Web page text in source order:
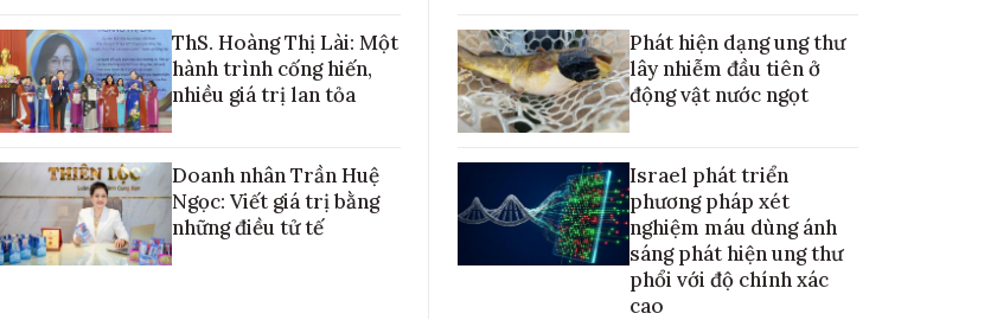
ThS. Hoàng Thị Lài: Một
hành trình cống hiến,
nhiều giá trị lan tỏa
Doanh nhân Trần Huệ
Ngọc: Viết giá trị bằng
những điều tử tế
Phát hiện dạng ung thư
lây nhiễm đầu tiên ở
động vật nước ngọt
Israel phát triển
phương pháp xét
nghiệm máu dùng ánh
sáng phát hiện ung thư
phổi với độ chính xác
cao